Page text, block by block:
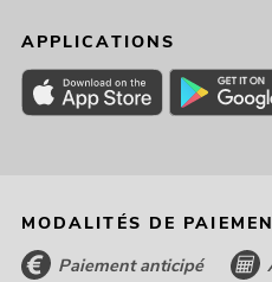
APPLICATIONS
MODALITÉS DE
Paiement anticipé